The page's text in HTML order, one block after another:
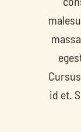
id et.